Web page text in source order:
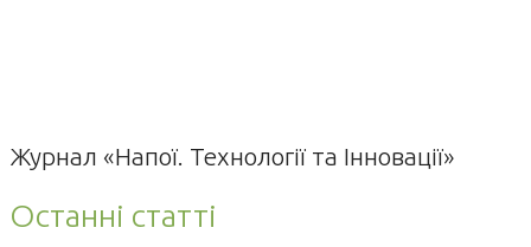
Журнал «Напої. Технології та Інновації»
Останні статті